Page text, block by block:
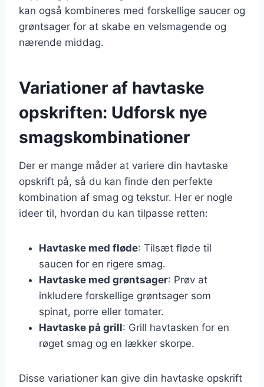
kan også kombineres med forskellige saucer og
grøntsager for at skabe en velsmagende og
nærende middag.
Variationer af havtaske
opskriften: Udforsk nye
smagskombinationer
Der er mange måder at variere din havtaske
opskrift på, så du kan finde den perfekte
kombination af smag og tekstur. Her er nogle
ideer til, hvordan du kan tilpasse retten:
Havtaske med fløde: Tilsæt fløde til
saucen for en rigere smag.
Havtaske med grøntsager: Prøv at
inkludere forskellige grøntsager som
spinat, porre eller tomater.
Havtaske på grill: Grill havtasken for en
røget smag og en lækker skorpe.
Disse variationer kan give din havtaske opskrift